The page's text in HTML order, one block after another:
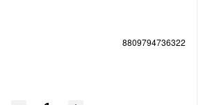
8809794736322